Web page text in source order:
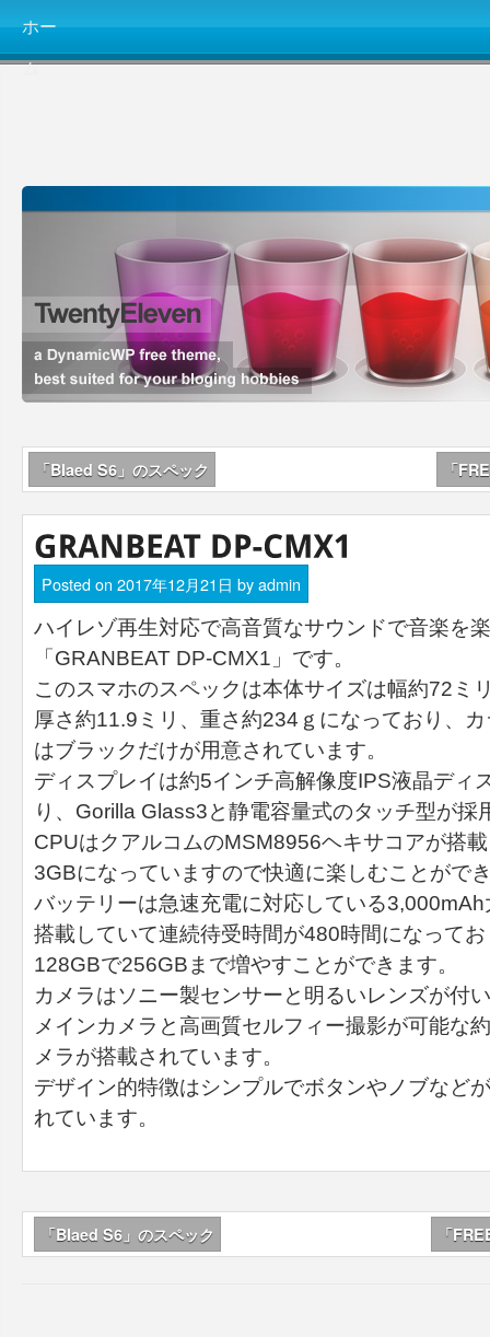
ホー
ム
「Blaed S6」のスペック 「
Posted on 2017年12月21日 byadmin
ハイレゾ再生対応で高音質なサウンドで音楽を
「GRANBEAT DP-CMX1」です。
このスマホのスペックは本体サイズは幅約72ミ
厚さ約11.9ミリ、重さ約234ｇになっており、
はブラックだけが用意されています。
ディスプレイは約5インチ高解像度IPS液晶ディ
り、Gorilla Glass3と静電容量式のタッチ型が採
CPUはクアルコムのMSM8956ヘキサコアが搭
3GBになっていますので快適に楽しむことがで
バッテリーは急速充電に対応している
搭載していて連続待受時間が480時間になって
128GBで256GBまで増やすことができます。
カメラはソニー製センサーと明るいレンズが付
メインカメラと高画質セルフィー撮影が可能な
メラが搭載されています。
デザイン的特徴はシンプルでボタンやノブなど
れています。
「Blaed S6」のスペック 「